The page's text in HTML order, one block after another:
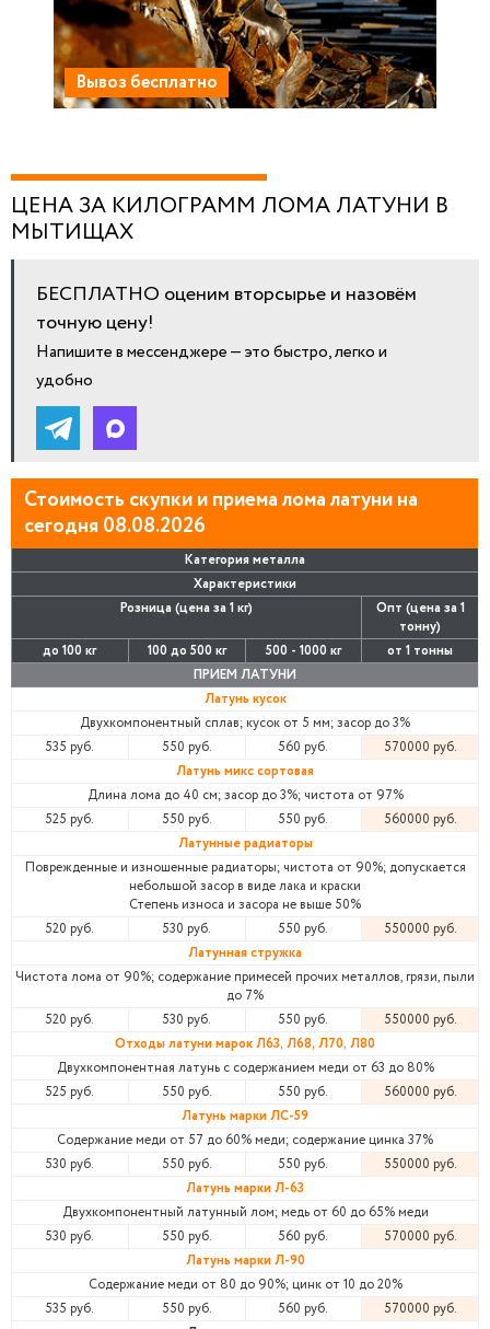
Вывоз бесплатно
ЦЕНА ЗА КИЛОГРАММ ЛОМА ЛАТУНИ В
МЫТИЩАХ
БЕСПЛАТНО оценим вторсырье и назовём
точную цену!
Напишите в мессенджере — это быстро, легко и
удобно
Стоимость скупки и приема лома латуни на
сегодня 08.08.2026
Категория металла
Характеристики
Розница (цена за 1 кг)
Опт (цена за 1
тонну)
до 100 кг
100 до 500 кг 500 - 1000 кг
от 1 тонны
ПРИЕМ ЛАТУНИ
Латунь кусок
Двухкомпонентный сплав; кусок от 5 мм; засор до 3%
535 руб.
550 руб. 560 руб.
570000 руб.
Латунь микс сортовая
Длина лома до 40 см; засор до 3%; чистота от 97%
525 руб.
550 руб. 550 руб.
560000 руб.
Латунные радиаторы
Поврежденные и изношенные радиаторы; чистота от 90%; допускается
небольшой засор в виде лака и краски
Степень износа и засора не выше 50%
520 руб.
530 руб. 550 руб.
550000 руб.
Латунная стружка
Чистота лома от 90%; содержание примесей прочих металлов, грязи, пыли
до 7%
520 руб.
530 руб. 550 руб.
550000 руб.
Отходы латуни марок Л63, Л68, Л70, Л80
Двухкомпонентная латунь с содержанием меди от 63 до 80%
525 руб.
550 руб. 550 руб.
560000 руб.
Латунь марки ЛС-59
Содержание меди от 57 до 60% меди; содержание цинка 37%
530 руб.
550 руб. 550 руб.
550000 руб.
Латунь марки Л-63
Двухкомпонентный латунный лом; медь от 60 до 65% меди
530 руб.
550 руб. 560 руб.
570000 руб.
Латунь марки Л-90
Содержание меди от 80 до 90%; цинк от 10 до 20%
535 руб.
550 руб. 560 руб.
570000 руб.